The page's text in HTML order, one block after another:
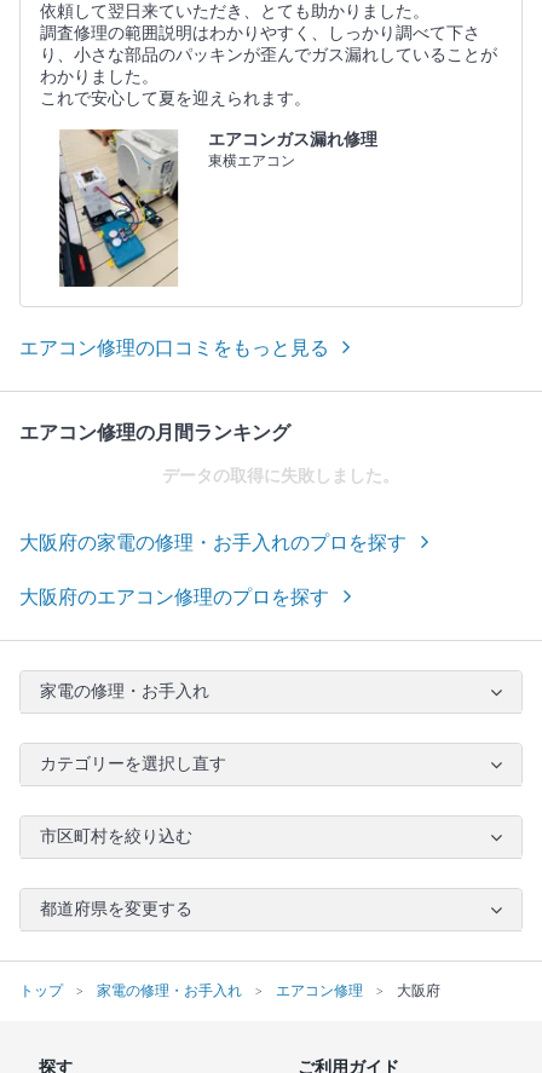
依頼して翌日来ていただき、とても助かりました。
調査修理の範囲説明はわかりやすく、しっかり調べて下さ
り、小さな部品のパッキンが歪んでガス漏れしていることが
わかりました。
これで安心して夏を迎えられます。
エアコンガス漏れ修理
東横エアコン
エアコン修理の口コミをもっと見る
エアコン修理の月間ランキング
データの取得に失敗しました。
大阪府の家電の修理・お手入れのプロを探す
大阪府のエアコン修理のプロを探す
家電の修理・お手入れ
カテゴリーを選択し直す
市区町村を絞り込む
都道府県を変更する
トップ 家電の修理・お手入れ エアコン修理 大阪府
探す ご利用ガイド